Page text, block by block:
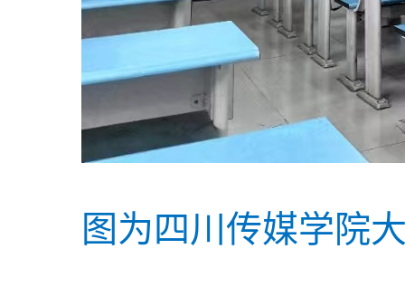
图为四川传媒学院